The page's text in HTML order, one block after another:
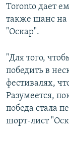
Toronto дает
также шанс
"Оскар".
"Для того,
победить в
фестивалях,
Разумеется,
победа стала
шорт-лист